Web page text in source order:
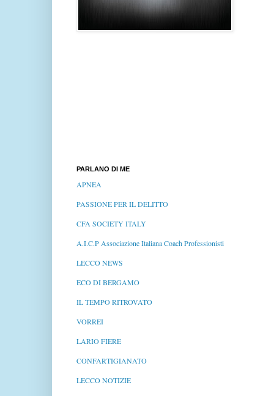
PARLANO DI ME
APNEA
PASSIONE PER IL DELITTO
CFA SOCIETY ITALY
A.I.C.P Associazione Italiana Coach Professionisti
LECCO NEWS
ECO DI BERGAMO
IL TEMPO RITROVATO
VORREI
LARIO FIERE
CONFARTIGIANATO
LECCO NOTIZIE